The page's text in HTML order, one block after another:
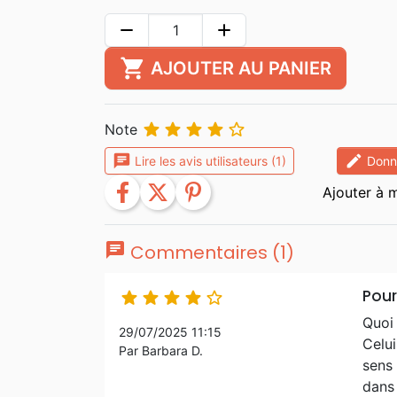
remove add
shopping_cart AJOUTER AU PANIER
Note     
chat Lire les avis utilisateurs (1) edit
facebook twitter pinterest
chat Commentaires (1)
    
29/07/2025 11:15
Par Barbara D.